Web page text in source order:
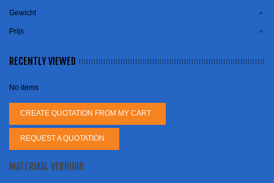
Gewicht
Prijs
RECENTLY VIEWED
No items
CREATE QUOTATION FROM MY CART
REQUEST A QUOTATION
MATERIAAL VERHUUR